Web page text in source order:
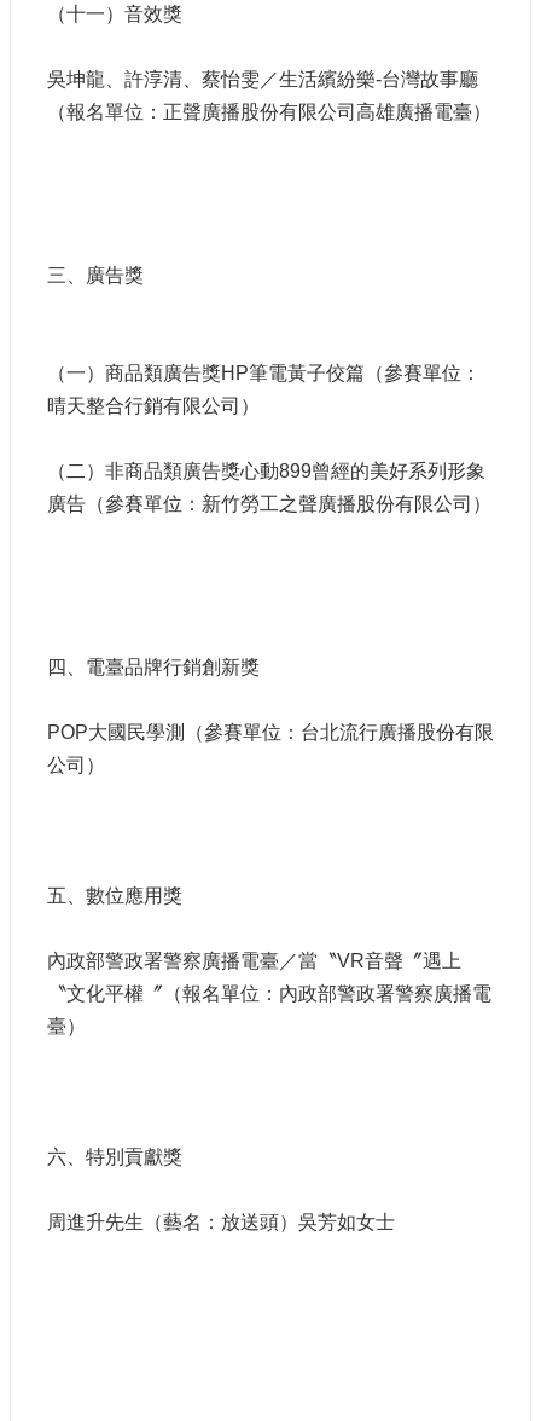
（十一）音效獎
吳坤龍、許淳清、蔡怡雯／生活繽紛樂-台灣故事廳
（報名單位：正聲廣播股份有限公司高雄廣播電臺）
三、廣告獎
（一）商品類廣告獎HP筆電黃子佼篇（參賽單位：
晴天整合行銷有限公司）
（二）非商品類廣告獎心動899曾經的美好系列形象
廣告（參賽單位：新竹勞工之聲廣播股份有限公司）
四、電臺品牌行銷創新獎
POP大國民學測（參賽單位：台北流行廣播股份有限
公司）
五、數位應用獎
內政部警政署警察廣播電臺／當〝VR音聲〞遇上
〝文化平權〞（報名單位：內政部警政署警察廣播電
臺）
六、特別貢獻獎
周進升先生（藝名：放送頭）吳芳如女士